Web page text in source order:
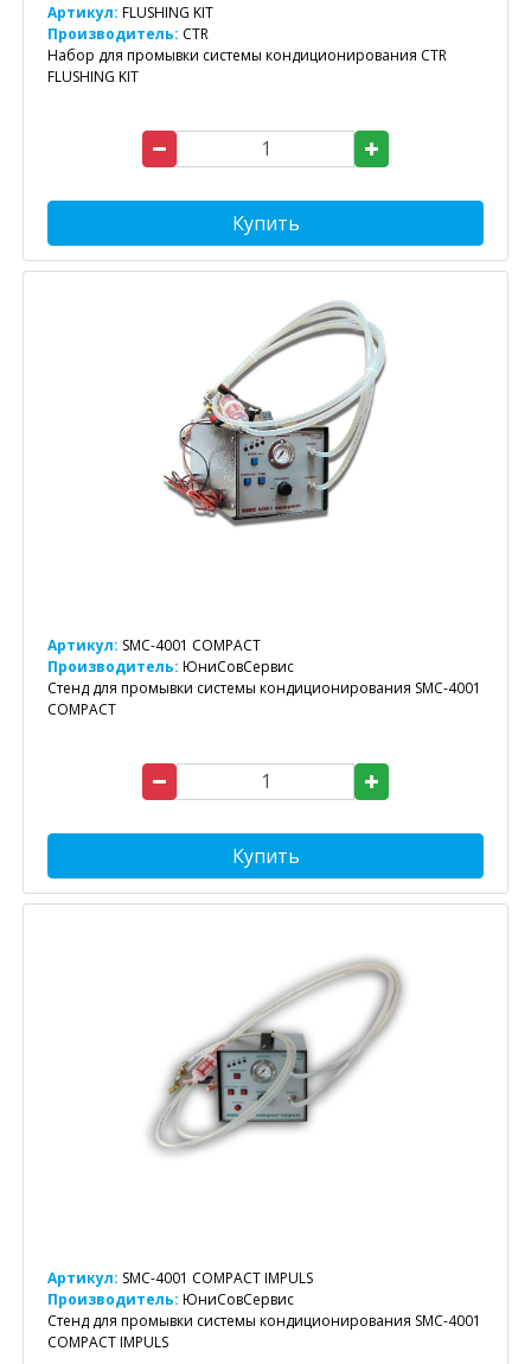
Артикул: FLUSHING KIT
Производитель: CTR
Набор для промывки системы кондиционирования CTR
FLUSHING KIT
Купить
Артикул: SMC-4001 COMPACT
Производитель: ЮниСовСервис
Стенд для промывки системы кондиционирования SMC-4001
COMPACT
Купить
Артикул: SMC-4001 COMPACT IMPULS
Производитель: ЮниСовСервис
Стенд для промывки системы кондиционирования SMC-4001
COMPACT IMPULS